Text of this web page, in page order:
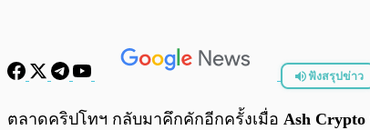
ฟังสรุปข่าว
พร้อมเล่น
ตลาดคริปโทฯ กลับมาคึกคักอีกครั้งเมื่อ Ash Crypto